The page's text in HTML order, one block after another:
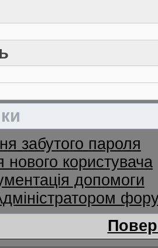
забутого пароля
нового користувача
допомоги